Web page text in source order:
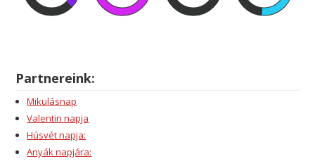
Partnereink:
Mikulásnap
Valentin napja
Húsvét napja:
Anyák napjára: